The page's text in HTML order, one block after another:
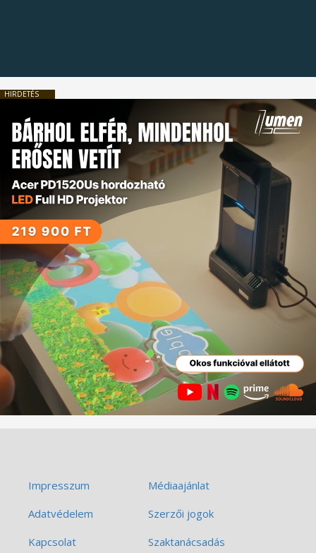
HIRDETÉS
Impresszum
Médiaajánlat
Adatvédelem
Szerzői jogok
Kapcsolat
Szaktanácsadás